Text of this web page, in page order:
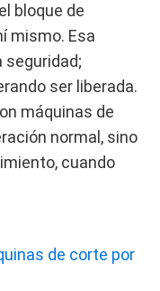
bloque de
mismo. Esa
ser liberada.
máquinas de
normal, sino
cuando
de corte por